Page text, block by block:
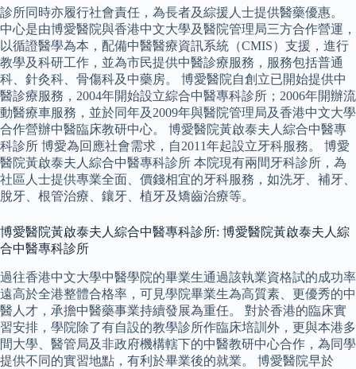
診所同時亦履行社會責任，為長者及綜援人士提供醫藥優惠。
中心是由博愛醫院與香港中文大學及醫院管理局三方合作營運，
以循證醫學為本，配備中醫醫療資訊系統（CMIS）支援，進行
教學及科研工作，並為市民提供中醫診療服務，服務包括普通
科、針灸科、骨傷科及中藥房。 博愛醫院自創立已開始提供中
醫診療服務，2004年開始設立綜合中醫專科診所；2006年開辦流
動醫療車服務，並於同年及2009年與醫院管理局及香港中文大學
合作營辦中醫臨床教研中心。 博愛醫院黃啟泰夫人綜合中醫專
科診所 博愛為回應社會需求，自2011年起設立牙科服務。 博愛
醫院黃啟泰夫人綜合中醫專科診所 本院現有兩間牙科診所，為
社區人士提供專業全面、價錢相宜的牙科服務，如洗牙、補牙、
脫牙、根管治療、鑲牙、植牙及矯齒治療等。
博愛醫院黃啟泰夫人綜合中醫專科診所: 博愛醫院黃啟泰夫人綜
合中醫專科診所
過往香港中文大學中醫學院的畢業生通過該執業資格試的成功率
遠高於全港整體合格率，可見學院畢業生為高質素、更優秀的中
醫人才，承擔中醫藥事業持續發展為重任。 對於香港的臨床實
習安排，學院除了有自設的教學診所作臨床培訓外，更與本港多
間大學、醫管局及非政府機構轄下的中醫教研中心合作，為同學
提供不同的實習地點，有利於畢業後的就業。 博愛醫院早於